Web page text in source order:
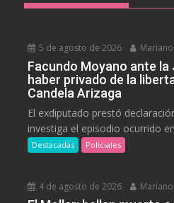
5 de agosto de 2026
Facundo Moyano ante la
haber privado de la
Candela Arizaga
El exdiputado prestó
investiga el episodio ocurrido
Destacadas Policiales
4 de agosto de 2026